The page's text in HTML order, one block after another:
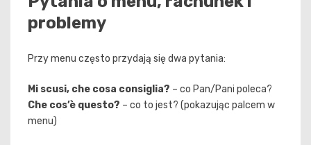
problemy
Przy menu często przydają się dwa pytania:
Mi scusi, che cosa consiglia? – co Pan/Pani poleca?
Che cos’è questo? – co to jest? (pokazując palcem w
menu)